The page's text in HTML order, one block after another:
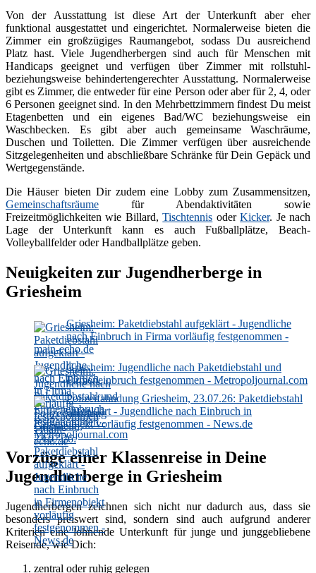
Von der Ausstattung ist diese Art der Unterkunft aber eher
funktional ausgestattet und eingerichtet. Normalerweise bieten die
Zimmer ein großzügiges Raumangebot, sodass Du ausreichend
Platz hast. Viele Jugendherbergen sind auch für Menschen mit
Handicaps geeignet und verfügen über Zimmer mit rollstuhl-
beziehungsweise behindertengerechter Ausstattung. Normalerweise
gibt es Zimmer, die entweder für eine Person oder aber für 2, 4, oder
6 Personen geeignet sind. In den Mehrbettzimmern findest Du meist
Etagenbetten und ein eigenes Bad/WC beziehungsweise ein
Waschbecken. Es gibt aber auch gemeinsame Waschräume,
Duschen und Toiletten. Die Zimmer verfügen über ausreichende
Sitzgelegenheiten und abschließbare Schränke für Dein Gepäck und
Wertgegenstände.
Die Häuser bieten Dir zudem eine Lobby zum Zusammensitzen,
Gemeinschaftsräume für Abendaktivitäten sowie
Freizeitmöglichkeiten wie Billard,Tischtennis oderKicker. Je nach
Lage der Unterkunft kann es auch Fußballplätze, Beach-
Volleyballfelder oder Handballplätze geben.
Neuigkeiten zur Jugendherberge in
Griesheim
Griesheim: Paketdiebstahl aufgeklärt - Jugendliche
nach Einbruch in Firma vorläufig festgenommen -
main-echo.de
Griesheim: Jugendliche nach Paketdiebstahl und
Firmeneinbruch festgenommen - Metropoljournal.com
Polizeifahndung Griesheim, 23.07.26: Paketdiebstahl
aufgeklärt - Jugendliche nach Einbruch in
Firmenobjekt vorläufig festgenommen - News.de
Vorzüge einer Klassenreise in Deine
Jugendherberge in Griesheim
Jugendherbergen zeichnen sich nicht nur dadurch aus, dass sie
besonders preiswert sind, sondern sind auch aufgrund anderer
Kriterien eine lohnende Unterkunft für junge und junggebliebene
Reisende, wie Dich:
zentral oder ruhig gelegen